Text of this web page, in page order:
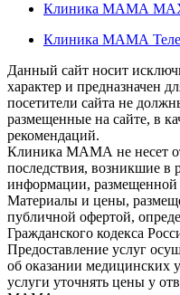
Клиника МАМА
Клиника МАМА
Данный сайт носит
характер и предназначен
посетители сайта не
размещенные на сайте, в
рекомендаций.
Клиника МАМА не несет
последствия, возникшие в
информации, размещенной
Материалы и цены,
публичной офертой,
Гражданского кодекса
Предоставление услуг
об оказании медицинских
услуги уточнять цены у